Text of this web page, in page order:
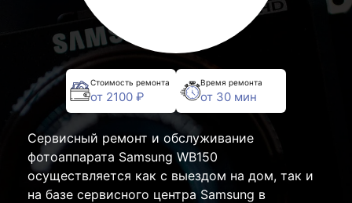
Стоимость ремонта
от 2100 ₽
Время ремонта
от 30 мин
Сервисный ремонт и обслуживание
фотоаппарата Samsung WB150
осуществляется как с выездом на дом, так и
на базе сервисного центра Samsung в